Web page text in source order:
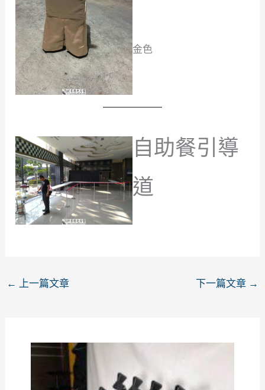
金色
自助餐引導
道
← 上一篇文章 下一篇文章 →